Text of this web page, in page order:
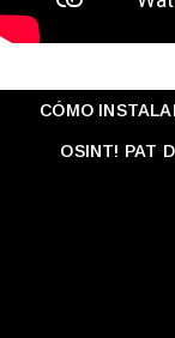
CÓMO
OSINT! PAT